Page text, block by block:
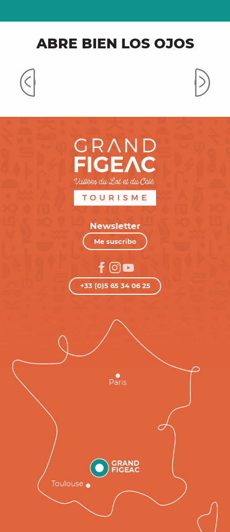
ABRE BIEN LOS OJOS
Newsletter
Me suscribo
+33 (0)5 65 34 06 25
GRAND
FIGEAC
Toulouse
Paris